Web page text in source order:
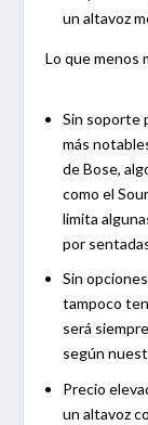
un altavoz
Lo que menos
Sin soporte
más
de Bose,
como el
limita
por
Sin
tampoco
será
según
Precio
un altavoz